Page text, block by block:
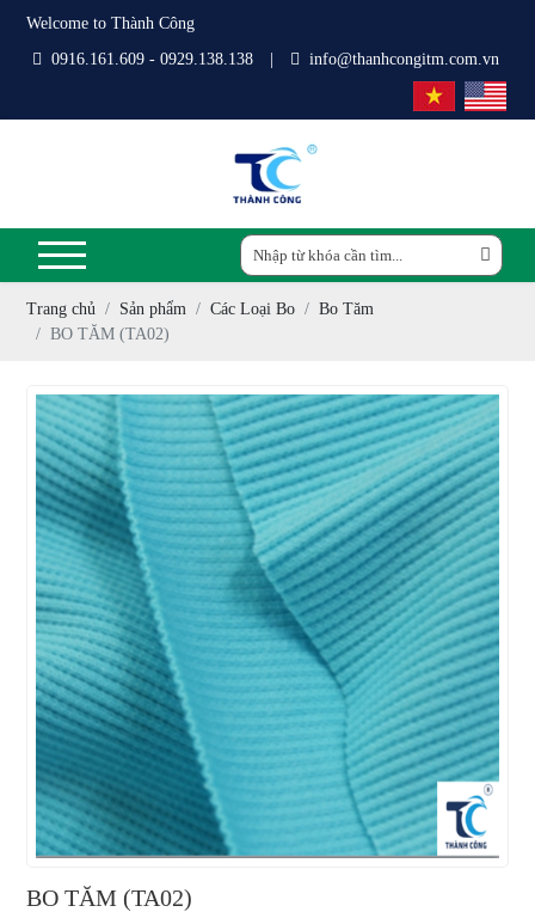
Welcome to Thành Công
0916.161.609 - 0929.138.138
info@thanhcongitm.com.vn
Trang chủ Sản phẩm Các Loại Bo
Bo Tăm
BO TĂM (TA02)
BO TĂM (TA02)